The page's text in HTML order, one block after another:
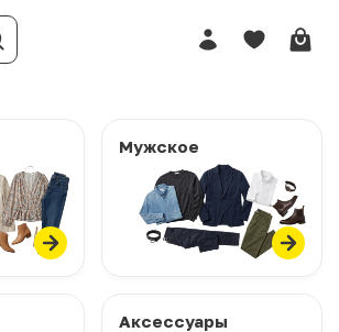
Мужское
Аксессуары